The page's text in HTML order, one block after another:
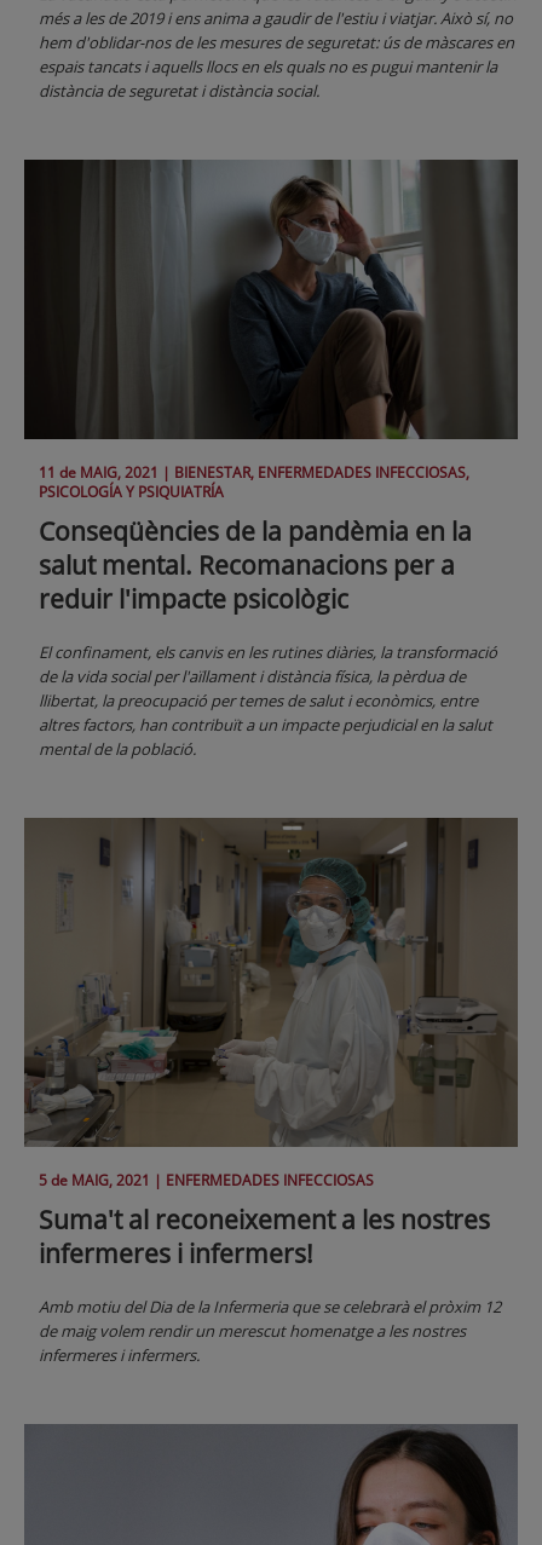
més a les de 2019 i ens anima a gaudir de l'estiu i viatjar. Això sí, no
hem d'oblidar-nos de les mesures de seguretat: ús de màscares en
espais tancats i aquells llocs en els quals no es pugui mantenir la
distància de seguretat i distància social.
11 de MAIG, 2021 | BIENESTAR, ENFERMEDADES INFECCIOSAS,
PSICOLOGÍA Y PSIQUIATRÍA
Conseqüències de la pandèmia en la
salut mental. Recomanacions per a
reduir l'impacte psicològic
El confinament, els canvis en les rutines diàries, la transformació
de la vida social per l'aïllament i distància física, la pèrdua de
llibertat, la preocupació per temes de salut i econòmics, entre
altres factors, han contribuït a un impacte perjudicial en la salut
mental de la població.
5 de MAIG, 2021 | ENFERMEDADES INFECCIOSAS
Suma't al reconeixement a les nostres
infermeres i infermers!
Amb motiu del Dia de la Infermeria que se celebrarà el pròxim 12
de maig volem rendir un merescut homenatge a les nostres
infermeres i infermers.